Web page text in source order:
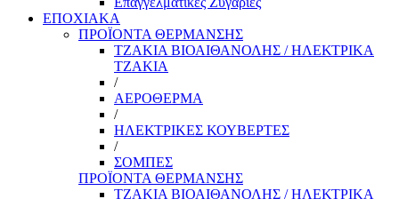
ΕΠΟΧΙΑΚΑ
ΠΡΟΪΟΝΤΑ ΘΕΡΜΑΝΣΗΣ
ΤΖΑΚΙΑ ΒΙΟΑΙΘΑΝΟΛΗΣ / ΗΛΕΚΤΡΙΚΑ
ΤΖΑΚΙΑ
/
ΑΕΡΟΘΕΡΜΑ
/
ΗΛΕΚΤΡΙΚΕΣ ΚΟΥΒΕΡΤΕΣ
/
ΣΟΜΠΕΣ
ΠΡΟΪΟΝΤΑ ΘΕΡΜΑΝΣΗΣ
ΤΖΑΚΙΑ ΒΙΟΑΙΘΑΝΟΛΗΣ / ΗΛΕΚΤΡΙΚΑ